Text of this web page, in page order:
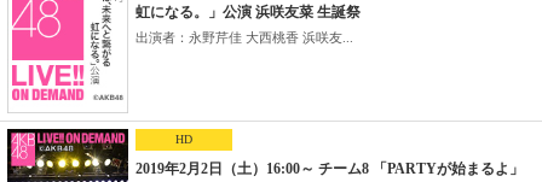
虹になる。」公演 浜咲友菜 生誕祭
出演者：永野芹佳 大西桃香 浜咲友...
HD
2019年2月2日（土）16:00～ チーム8 「PARTYが始まるよ」